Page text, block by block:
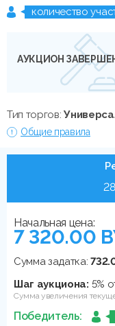
количество
АУКЦИОН
Тип торгов:
Общие правила
Начальная цена:
7 320.00
Сумма задатка:
Шаг аукциона: 5%
Сумма увеличения
Победитель: